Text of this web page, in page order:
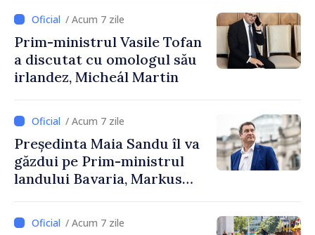
Cooperare al Elveției în
Republica Moldova
/ Acum 7 zile
Prim-ministrul Vasile Tofan
a discutat cu omologul său
irlandez, Micheál Martin
/ Acum 7 zile
Președinta Maia Sandu îl va
găzdui pe Prim-ministrul
landului Bavaria, Markus
/ Acum 7 zile